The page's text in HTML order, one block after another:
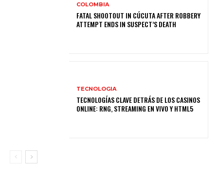
COLOMBIA
FATAL SHOOTOUT IN CÚCUTA AFTER ROBBERY
ATTEMPT ENDS IN SUSPECT’S DEATH
TECNOLOGIA
TECNOLOGÍAS CLAVE DETRÁS DE LOS CASINOS
ONLINE: RNG, STREAMING EN VIVO Y HTML5